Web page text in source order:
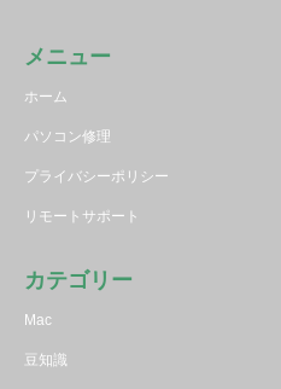
メニュー
ホーム
パソコン修理
プライバシーポリシー
リモートサポート
カテゴリー
Mac
豆知識